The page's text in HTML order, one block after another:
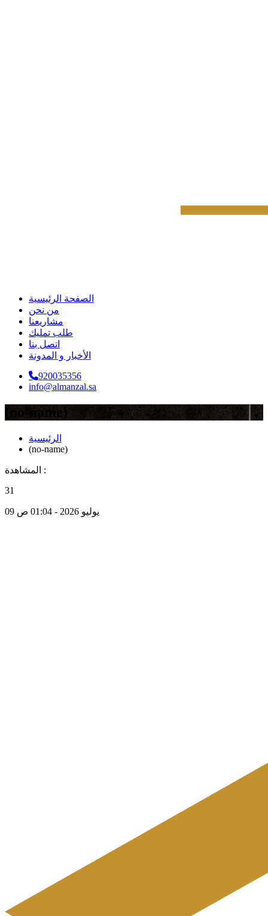
الصفحة الرئيسية
من نحن
مشاريعنا
طلب تمليك
اتصل بنا
الأخبار و المدونة
920035356
info@almanzal.sa
(no-name)
الرئيسية
(no-name)
المشاهدة :
31
09 يوليو 2026 - 01:04 ص